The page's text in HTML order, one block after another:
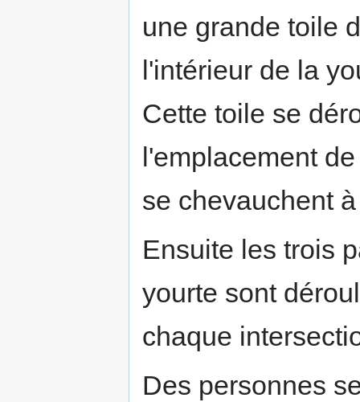
une grande toile
l'intérieur de la
Cette toile se
l'emplacement
se chevauchent
Ensuite les trois
yourte sont
chaque
Des personnes